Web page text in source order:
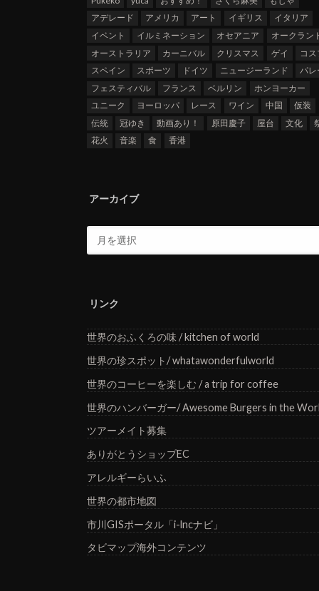
アデレード
アメリカ アート イギリス
イタリア
イベント
イルミネーション オセアニア
オークラン
オーストラリア
カーニバル クリスマス ゲイ
コ
スペイン
スポーツ ドイツ ニュージーランド
パレ
フェスティバル
フランス ベルリン
ホンヨーカー
ユニーク
ヨーロッパ レース ワイン 中国
仮装
伝統
冠ゆき 動画あり！ 原田慶子 屋台 文化
花火
音楽 食 香港
アーカイブ
リンク
世界のおふくろの味 / kitchen of world
世界の珍スポット/ whatawonderfulworld
世界のコーヒーを楽しむ / a trip for coffee
世界のハンバーガー/ Awesome Burgers in the
ツアーメイト募集
ありがとうショップEC
アレルギーらいふ
世界の都市地図
市川GISポータル「i-lncナビ」
タビマップ海外コンテンツ